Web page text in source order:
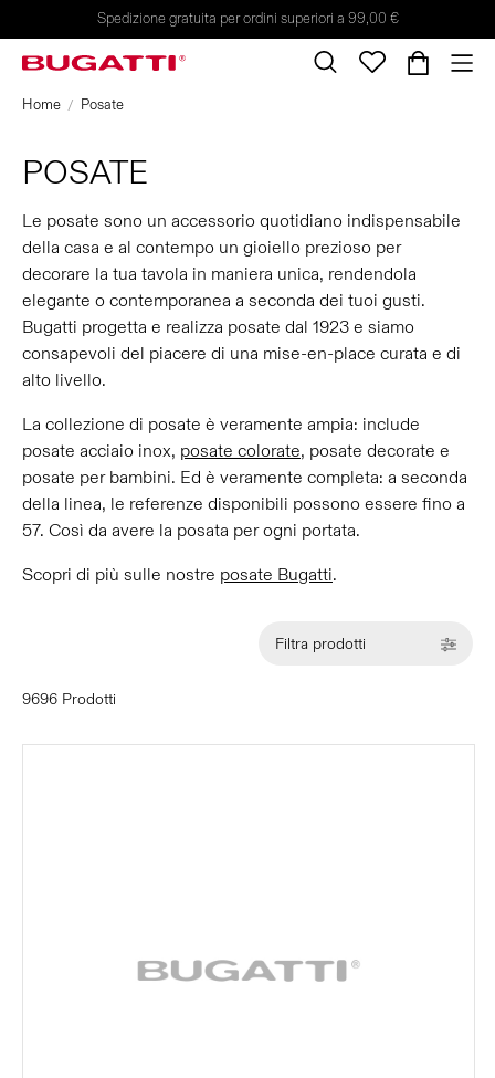
Spedizione gratuita per ordini superiori a 99,00 €
Home Posate
POSATE
Le posate sono un accessorio quotidiano indispensabile
della casa e al contempo un gioiello prezioso per
decorare la tua tavola in maniera unica, rendendola
elegante o contemporanea a seconda dei tuoi gusti.
Bugatti progetta e realizza posate dal 1923 e siamo
consapevoli del piacere di una mise-en-place curata e di
alto livello.
La collezione di posate è veramente ampia: include
posate acciaio inox, posate colorate, posate decorate e
posate per bambini. Ed è veramente completa: a seconda
della linea, le referenze disponibili possono essere fino a
57. Così da avere la posata per ogni portata.
Scopri di più sulle nostre posate Bugatti.
Filtra prodotti
9696 Prodotti